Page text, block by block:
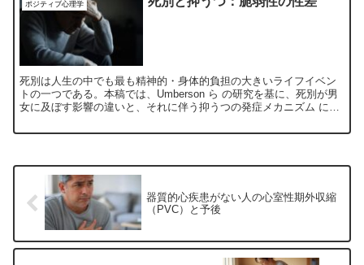
ポジティブ心理学
死別は人生の中でも最も精神的・身体的負担の大きいライフイベン
トの一つである。本稿では、Umberson ら の研究を基に、死別が男
女に及ぼす影響の違いと、それに伴う抑うつの発症メカニズム につ
器質的心疾患がない人の心室性期外収縮
（PVC）と予後